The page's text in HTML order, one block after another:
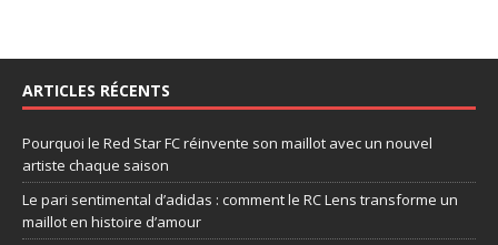
ARTICLES RÉCENTS
Pourquoi le Red Star FC réinvente son maillot avec un nouvel
artiste chaque saison
Le pari sentimental d’adidas : comment le RC Lens transforme un
maillot en histoire d’amour